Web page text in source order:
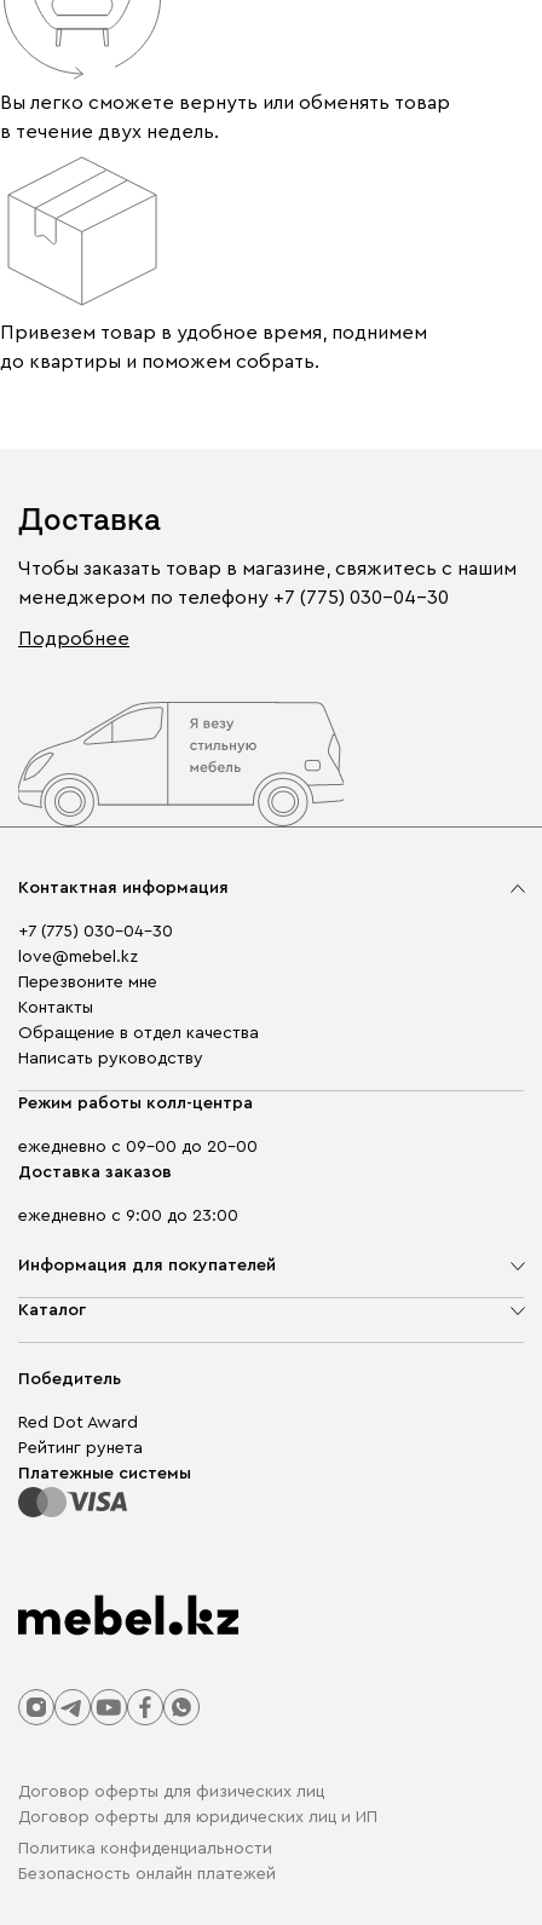
Вы легко сможете вернуть или обменять товар
в течение двух недель.
Привезем товар в удобное время, поднимем
до квартиры и поможем собрать.
Доставка
Чтобы заказать товар в магазине, свяжитесь с нашим
менеджером по телефону +7 (775) 030-04-30
Подробнее
Контактная информация
+7 (775) 030-04-30
love@mebel.kz
Перезвоните мне
Контакты
Обращение в отдел качества
Написать руководству
Режим работы колл-центра
ежедневно с 09-00 до 20-00
Доставка заказов
ежедневно с 9:00 до 23:00
Информация для покупателей
О компании
Гарантия
Для бизнеса
Карта сайта
Каталог
Корпусная мебель
Модульная мебель
Столы и стулья
Победитель
Red Dot Award
Рейтинг рунета
Платежные системы
Договор оферты для физических лиц
Договор оферты для юридических лиц и ИП
Политика конфиденциальности
Безопасность онлайн платежей